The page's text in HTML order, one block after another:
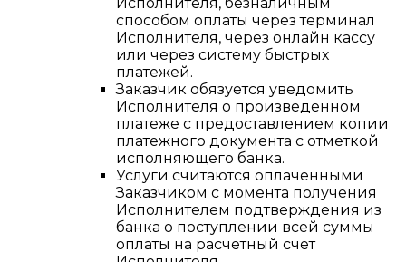
способом оплаты через терминал
Исполнителя, через онлайн кассу
или через систему быстрых
платежей.
Заказчик обязуется уведомить
Исполнителя о произведенном
платеже с предоставлением копии
платежного документа с отметкой
исполняющего банка.
Услуги считаются оплаченными
Заказчиком с момента получения
Исполнителем подтверждения из
банка о поступлении всей суммы
оплаты на расчетный счет